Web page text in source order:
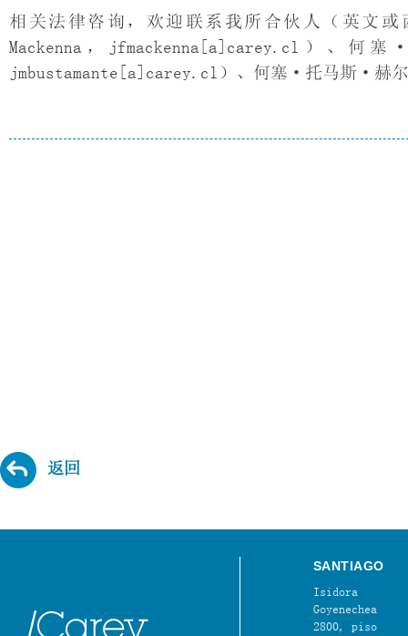
相关法律咨询，欢迎联系我所合伙人（英文
Mackenna，jfmackenna[a]carey.cl）、何
jmbustamante[a]carey.cl）、何塞·托马斯·赫
返回
SANTIAGO
Isidora
Goyenechea
2800, piso